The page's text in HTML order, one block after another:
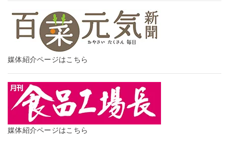
媒体紹介ページはこちら
媒体紹介ページはこちら